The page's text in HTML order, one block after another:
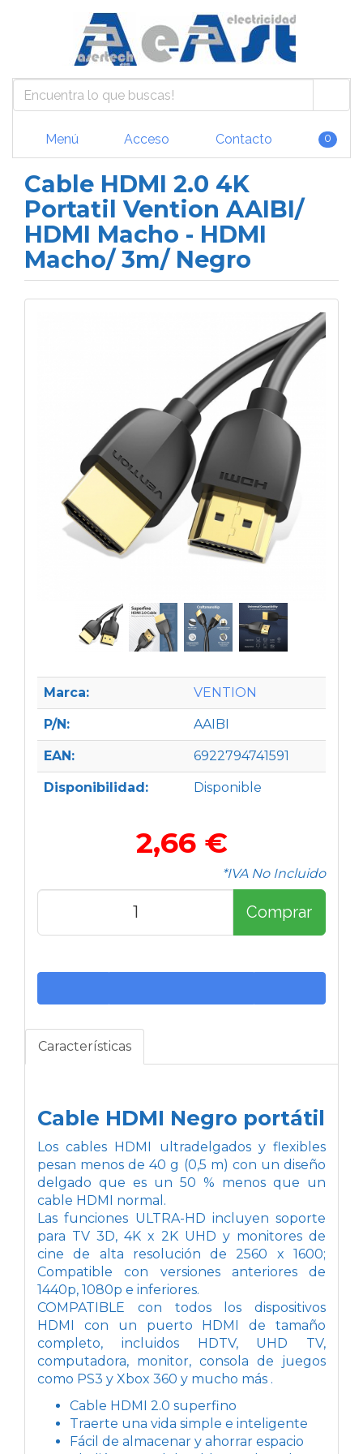
Menú Acceso Contacto 0
Cable HDMI 2.0 4K
Portatil Vention AAIBI/
HDMI Macho - HDMI
Macho/ 3m/ Negro
Marca: VENTION
P/N: AAIBI
EAN: 6922794741591
Disponibilidad: Disponible
2,66 €
*IVA No Incluido
Comprar
Características
Cable HDMI Negro portátil
Los cables HDMI ultradelgados y flexibles
pesan menos de 40 g (0,5 m) con un diseño
delgado que es un 50 % menos que un
cable HDMI normal.
Las funciones ULTRA-HD incluyen soporte
para TV 3D, 4K x 2K UHD y monitores de
cine de alta resolución de 2560 x 1600;
Compatible con versiones anteriores de
1440p, 1080p e inferiores.
COMPATIBLE con todos los dispositivos
HDMI con un puerto HDMI de tamaño
completo, incluidos HDTV, UHD TV,
computadora, monitor, consola de juegos
como PS3 y Xbox 360 y mucho más .
Cable HDMI 2.0 superfino
Traerte una vida simple e inteligente
Fácil de almacenar y ahorrar espacio